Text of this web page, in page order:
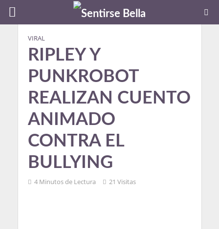
VIRAL
RIPLEY Y
PUNKROBOT
REALIZAN CUENTO
ANIMADO
CONTRA EL
BULLYING
4 Minutos de Lectura 21 Visitas